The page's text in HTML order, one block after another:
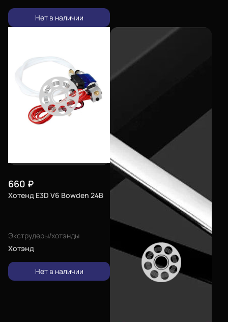
Нет в наличии
660 ₽
Хотенд E3D V6 Bowden 24В
Экструдеры/хотэнды
Хотэнд
Нет в наличии